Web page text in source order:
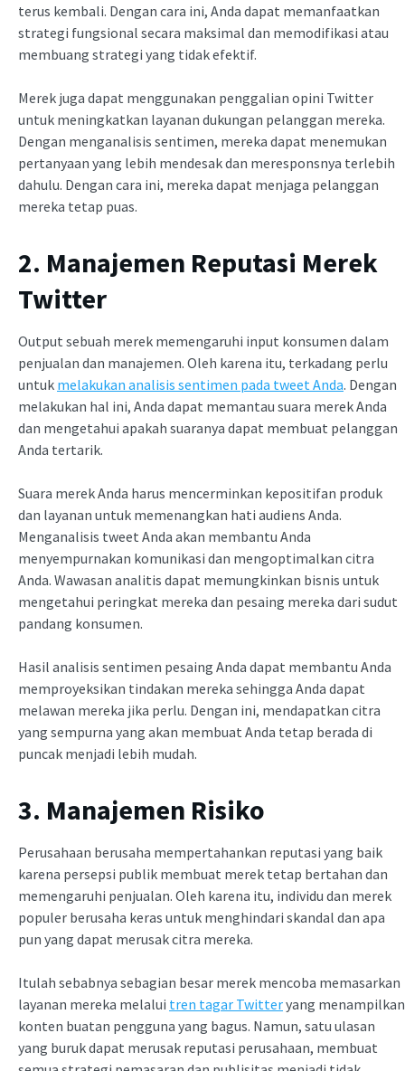
terus kembali. Dengan cara ini, Anda dapat memanfaatkan
strategi fungsional secara maksimal dan memodifikasi atau
membuang strategi yang tidak efektif.
Merek juga dapat menggunakan penggalian opini Twitter
untuk meningkatkan layanan dukungan pelanggan mereka.
Dengan menganalisis sentimen, mereka dapat menemukan
pertanyaan yang lebih mendesak dan meresponsnya terlebih
dahulu. Dengan cara ini, mereka dapat menjaga pelanggan
mereka tetap puas.
2. Manajemen Reputasi Merek
Twitter
Output sebuah merek memengaruhi input konsumen dalam
penjualan dan manajemen. Oleh karena itu, terkadang perlu
untuk melakukan analisis sentimen pada tweet Anda. Dengan
melakukan hal ini, Anda dapat memantau suara merek Anda
dan mengetahui apakah suaranya dapat membuat pelanggan
Anda tertarik.
Suara merek Anda harus mencerminkan kepositifan produk
dan layanan untuk memenangkan hati audiens Anda.
Menganalisis tweet Anda akan membantu Anda
menyempurnakan komunikasi dan mengoptimalkan citra
Anda. Wawasan analitis dapat memungkinkan bisnis untuk
mengetahui peringkat mereka dan pesaing mereka dari sudut
pandang konsumen.
Hasil analisis sentimen pesaing Anda dapat membantu Anda
memproyeksikan tindakan mereka sehingga Anda dapat
melawan mereka jika perlu. Dengan ini, mendapatkan citra
yang sempurna yang akan membuat Anda tetap berada di
puncak menjadi lebih mudah.
3. Manajemen Risiko
Perusahaan berusaha mempertahankan reputasi yang baik
karena persepsi publik membuat merek tetap bertahan dan
memengaruhi penjualan. Oleh karena itu, individu dan merek
populer berusaha keras untuk menghindari skandal dan apa
pun yang dapat merusak citra mereka.
Itulah sebabnya sebagian besar merek mencoba memasarkan
layanan mereka melalui tren tagar Twitteryang menampilkan
konten buatan pengguna yang bagus. Namun, satu ulasan
yang buruk dapat merusak reputasi perusahaan, membuat